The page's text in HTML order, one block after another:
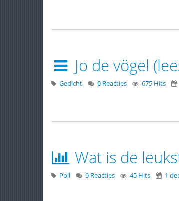
Jo de vögel
Gedicht 0 Reacties 675 Hits
Wat is de
Poll 9 Reacties 45 Hits 1